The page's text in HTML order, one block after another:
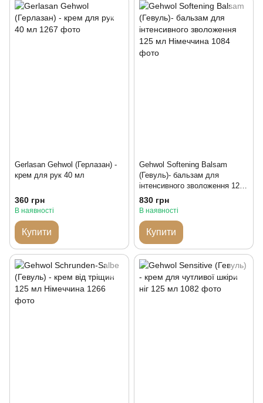
Gerlasan Gehwol (Герлазан) -
крем для рук 40 мл
360 грн
В наявності
Купити
Gehwol Softening Balsam
(Гевуль)- бальзам для
інтенсивного зволоження 125
мл Німеччина
830 грн
В наявності
Купити